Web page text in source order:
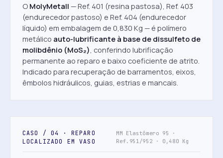
O MolyMetall — Ref. 401 (resina pastosa), Ref. 403
(endurecedor pastoso) e Ref. 404 (endurecedor
líquido) em embalagem de 0,830 Kg — é polímero
metálico auto-lubrificante à base de dissulfeto de
molibdênio (MoS₂) , conferindo lubrificação
permanente ao reparo e baixo coeficiente de atrito.
Indicado para recuperação de barramentos, eixos,
êmbolos hidráulicos, guias, estrias e mancais.
CASO / 04 · REPARO
LOCALIZADO EM VASO
MM Elastômero 95 ·
Ref.951/952 · 0,480 Kg